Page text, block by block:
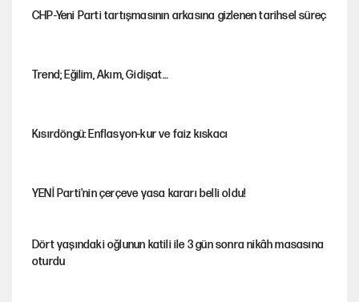
CHP-Yeni Parti tartışmasının arkasına gizlenen tarihsel süreç
Trend; Eğilim, Akım, Gidişat…
Kısırdöngü: Enflasyon-kur ve faiz kıskacı
YENİ Parti'nin çerçeve yasa kararı belli oldu!
Dört yaşındaki oğlunun katili ile 3 gün sonra nikâh masasına
oturdu